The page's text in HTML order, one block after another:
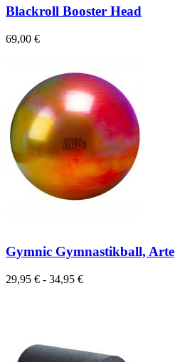
Blackroll Booster Head
69,00 €
Gymnic Gymnastikball, Arte
29,95 € - 34,95 €